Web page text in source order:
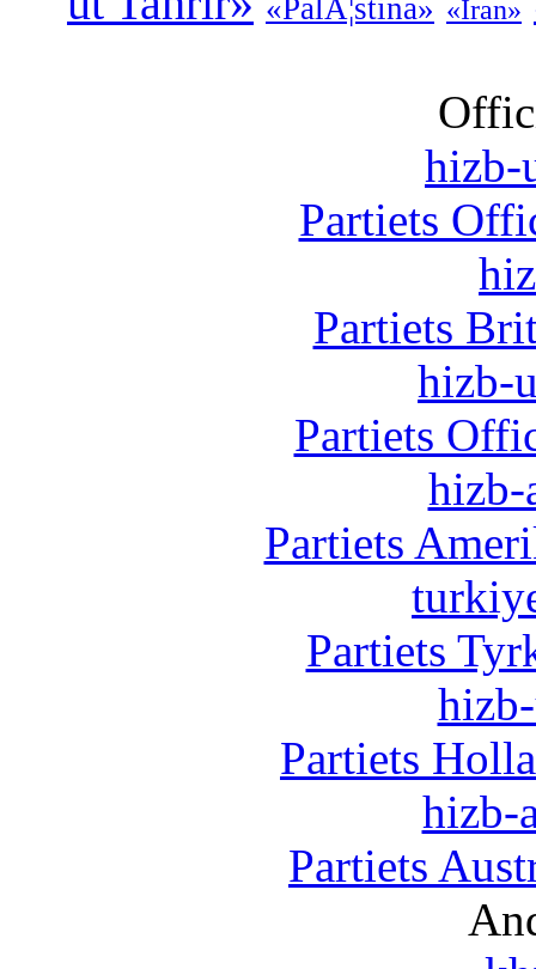
«PalÃ¦stina» «Iran»
hizb-
Partiets
Partiets
hizb-
Partiets
hizb-
Partiets
Partiets
Partiets
hizb-
Partiets